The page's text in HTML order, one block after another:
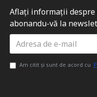
Aflați informații
abonandu-vă la
Am citit şi sunt de acord cu